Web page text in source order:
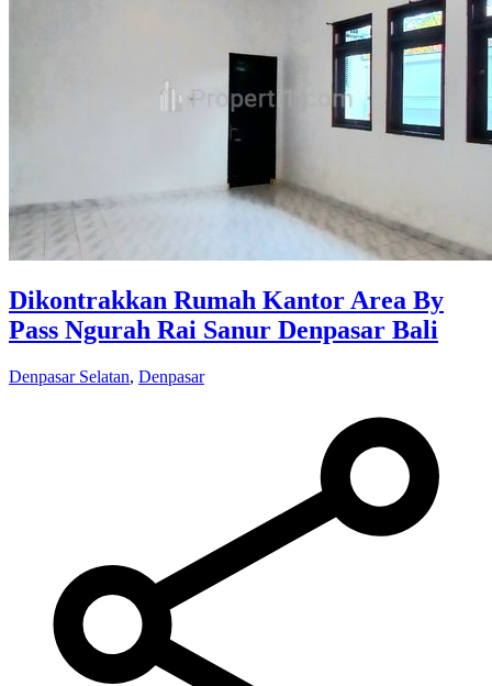
Dikontrakkan Rumah Kantor Area By
Pass Ngurah Rai Sanur Denpasar Bali
Denpasar Selatan, Denpasar